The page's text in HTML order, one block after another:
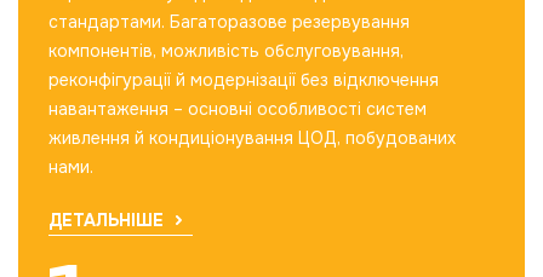
стандартами. Багаторазове резервування
компонентів, можливість обслуговування,
реконфігурації й модернізації без відключення
навантаження – основні особливості систем
живлення й кондиціонування ЦОД, побудованих
нами.
ДЕТАЛЬНІШЕ